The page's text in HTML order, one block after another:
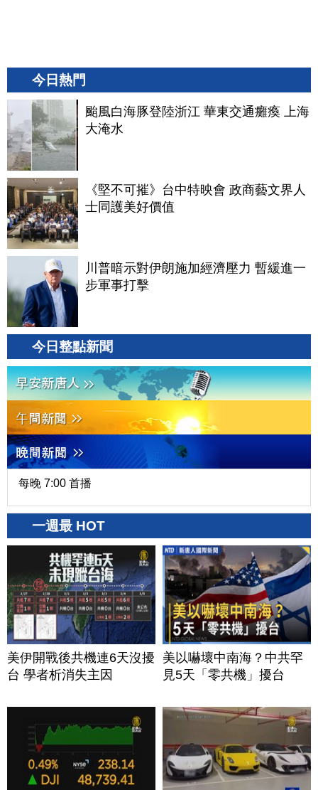
今日熱門
颱風白海豚登陸浙江 華東交通癱瘓 上海
大淹水
《堅不可摧》台中特映會 政商藝文界人
士同護美好價值
川普暗示對伊朗施加經濟壓力 暫緩進一
步軍事打擊
今日整點新聞
每晚 7:00 首播
一週最 HOT
美伊開戰後共機連6天沒擾
台 學者析消失主因
美以嚇壞中南海？中共罕
見5天「零共機」擾台